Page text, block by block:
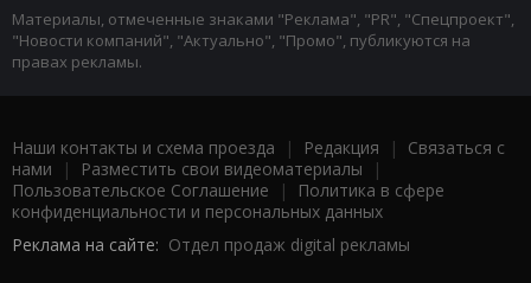
Материалы, отмеченные знаками "Реклама", "PR", "Спецпроект",
"Новости компаний", "Актуально", "Промо", публикуются на
правах рекламы.
Наши контакты и схема проезда | Редакция | Связаться с
нами | Разместить свои видеоматериалы |
Пользовательское Соглашение |
Политика в сфере
конфиденциальности и персональных данных
Реклама на сайте: Отдел продаж digital рекламы